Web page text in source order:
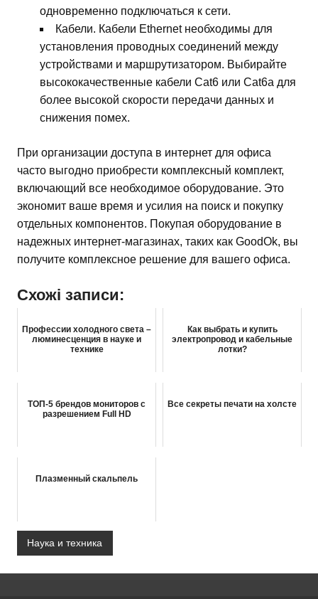
одновременно подключаться к сети.
Кабели. Кабели Ethernet необходимы для
установления проводных соединений между
устройствами и маршрутизатором. Выбирайте
высококачественные кабели Cat6 или Cat6a для
более высокой скорости передачи данных и
снижения помех.
При организации доступа в интернет для офиса
часто выгодно приобрести комплексный комплект,
включающий все необходимое оборудование. Это
экономит ваше время и усилия на поиск и покупку
отдельных компонентов. Покупая оборудование в
надежных интернет-магазинах, таких как GoodOk, вы
получите комплексное решение для вашего офиса.
Схожі записи:
Профессии холодного света –
люминесценция в науке и
технике
Как выбрать и купить
электропровод и кабельные
лотки?
ТОП-5 брендов мониторов с
разрешением Full HD
Все секреты печати на холсте
Плазменный скальпель
Наука и техника